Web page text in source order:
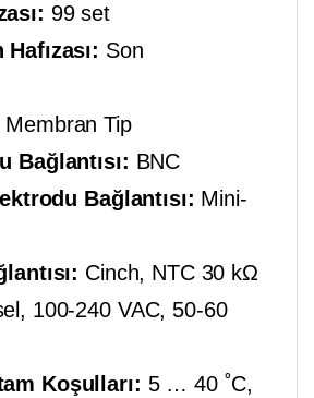
99 set
Son
Membran Tip
Bağlantısı: BNC
Bağlantısı: Mini-
Cinch, NTC 30 kΩ
100-240 VAC, 50-60
Koşulları: 5 … 40 ˚C,